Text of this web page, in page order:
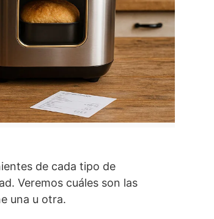
de cada tipo de
Veremos cuáles son las
una u otra.